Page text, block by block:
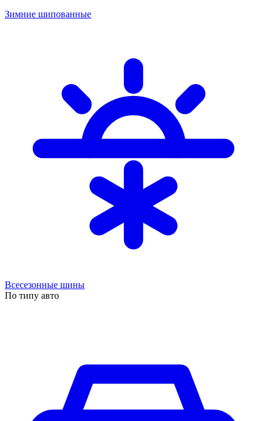
Зимние шипованные
Всесезонные шины
По типу авто